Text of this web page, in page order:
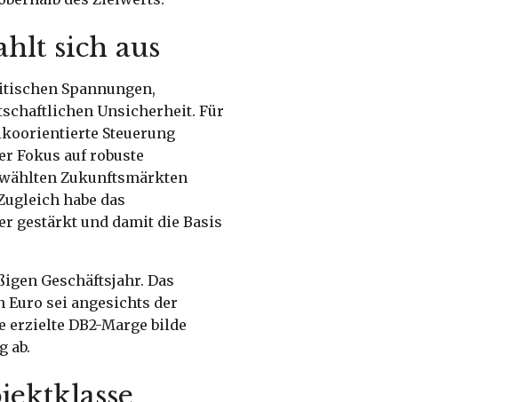
sich aus
Spannungen,
Unsicherheit. Für
Steuerung
Fokus auf robuste
Zukunftsmärkten
habe das
gestärkt und damit die Basis
Geschäftsjahr. Das
sei angesichts der
erzielte DB2-Marge bilde
ab.